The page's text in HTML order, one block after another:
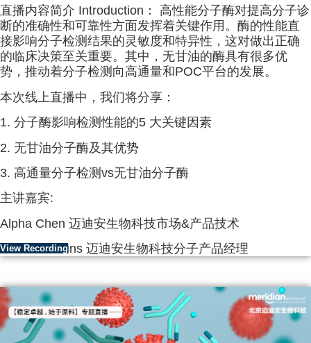
直播内容简介 Introduction： 高性能分子酶对提高分子诊
断的准确性和可靠性方面发挥着关键作用。酶的性能直
接影响分子检测结果的灵敏度和特异性，这对做出正确
的临床决策至关重要。其中，无甘油的酶具有很多优
势，推动着分子检测向高通量和POC平台的发展。
本次线上直播中，我们将分享：
1. 分子酶影响检测性能的5 大关键因素
2. 无甘油分子酶及其优势
3. 高通量分子检测vs无甘油分子酶
主讲嘉宾:
Alpha Chen 迈迪安生物科技市场&产品技术
Steve Hawkins 迈迪安生物科技分子产品经理
View Recording